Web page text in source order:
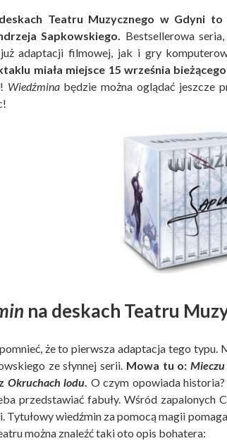
Teatru Muzycznego w Gdyni
Sapkowskiego. Bestsellerowa
już adaptacji filmowej, jak i gry
miała miejsce 15 września
Wiedźminabędzie można oglądać jeszcze
na deskach Teatru
że to pierwsza adaptacja tego typu.
ze słynnej serii. Mowa tu o:
Okruchach lodu. O czym opowiada
przedstawiać fabuły. Wśród zapalonych
Tytułowy wiedźmin za pomocą magii
można znaleźć taki oto opis bohatera: